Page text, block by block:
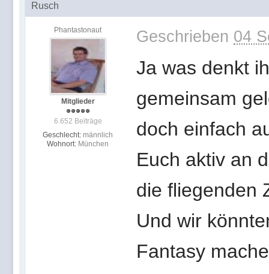
Rusch
Phantastonaut
Mitglieder
6.652 Beiträge
Geschlecht: männlich
Wohnort: München
Geschrieben 04
Ja was denkt
gemeinsam
doch einfach
Euch aktiv an
die fliegenden
Und wir
Fantasy